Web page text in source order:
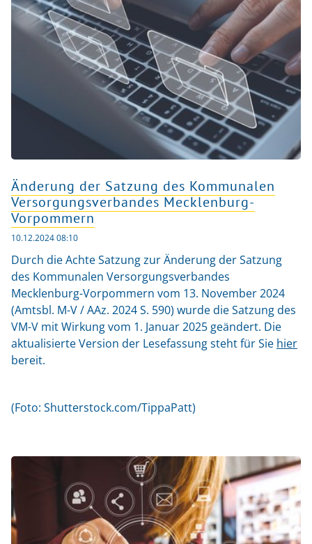
Änderung der Satzung des Kommunalen
Versorgungsverbandes Mecklenburg-
Vorpommern
10.12.2024 08:10
Durch die Achte Satzung zur Änderung der Satzung
des Kommunalen Versorgungsverbandes
Mecklenburg-Vorpommern vom 13. November 2024
(Amtsbl. M-V / AAz. 2024 S. 590) wurde die Satzung des
VM-V mit Wirkung vom 1. Januar 2025 geändert. Die
aktualisierte Version der Lesefassung steht für Sie hier
bereit.
(Foto: Shutterstock.com/TippaPatt)